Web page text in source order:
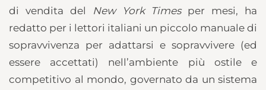
di vendita del
New York Timesper mesi, ha
redatto per i lettori italiani un piccolo manuale di
sopravvivenza per adattarsi e sopravvivere (ed
essere accettati) nell’ambiente più ostile e
competitivo al mondo, governato da un sistema